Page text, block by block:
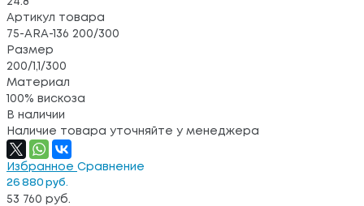
Артикул товара
75-ARA-136 200/300
Размер
200/1,1/300
Материал
100% вискоза
В наличии
Наличие товара уточняйте у менеджера
Избранное Сравнение
26 880 руб.
53 760 руб.